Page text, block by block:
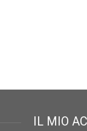
IL MIO